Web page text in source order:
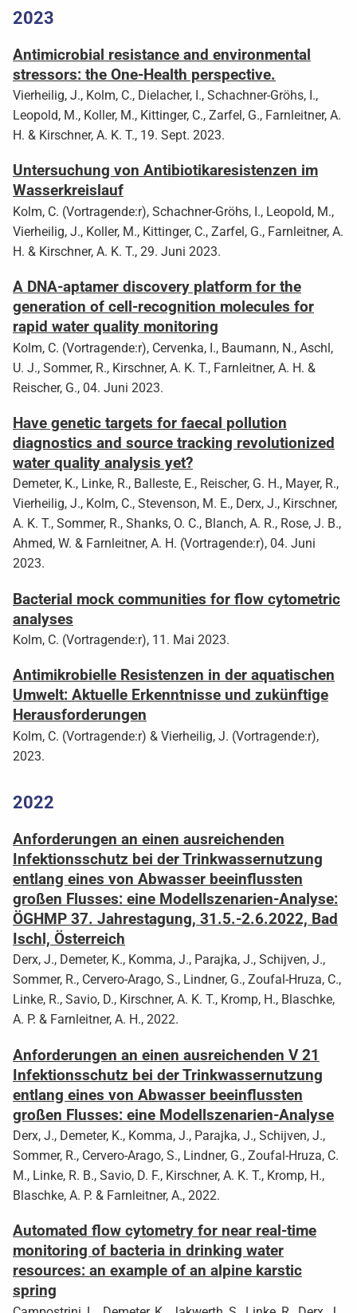
2023
Antimicrobial resistance and environmental
stressors: the One-Health perspective.
Vierheilig, J., Kolm, C., Dielacher, I., Schachner-Gröhs, I.,
Leopold, M., Koller, M., Kittinger, C., Zarfel, G., Farnleitner, A.
H. & Kirschner, A. K. T., 19. Sept. 2023.
Untersuchung von Antibiotikaresistenzen im
Wasserkreislauf
Kolm, C. (Vortragende:r), Schachner-Gröhs, I., Leopold, M.,
Vierheilig, J., Koller, M., Kittinger, C., Zarfel, G., Farnleitner, A.
H. & Kirschner, A. K. T., 29. Juni 2023.
A DNA-aptamer discovery platform for the
generation of cell-recognition molecules for
rapid water quality monitoring
Kolm, C. (Vortragende:r), Cervenka, I., Baumann, N., Aschl,
U. J., Sommer, R., Kirschner, A. K. T., Farnleitner, A. H. &
Reischer, G., 04. Juni 2023.
Have genetic targets for faecal pollution
diagnostics and source tracking revolutionized
water quality analysis yet?
Demeter, K., Linke, R., Balleste, E., Reischer, G. H., Mayer, R.,
Vierheilig, J., Kolm, C., Stevenson, M. E., Derx, J., Kirschner,
A. K. T., Sommer, R., Shanks, O. C., Blanch, A. R., Rose, J. B.,
Ahmed, W. & Farnleitner, A. H. (Vortragende:r), 04. Juni
2023.
Bacterial mock communities for flow cytometric
analyses
Kolm, C. (Vortragende:r), 11. Mai 2023.
Antimikrobielle Resistenzen in der aquatischen
Umwelt: Aktuelle Erkenntnisse und zukünftige
Herausforderungen
Kolm, C. (Vortragende:r) & Vierheilig, J. (Vortragende:r),
2023.
2022
Anforderungen an einen ausreichenden
Infektionsschutz bei der Trinkwassernutzung
entlang eines von Abwasser beeinflussten
großen Flusses: eine Modellszenarien-Analyse:
ÖGHMP 37. Jahrestagung, 31.5.-2.6.2022, Bad
Ischl, Österreich
Derx, J., Demeter, K., Komma, J., Parajka, J., Schijven, J.,
Sommer, R., Cervero-Arago, S., Lindner, G., Zoufal-Hruza, C.,
Linke, R., Savio, D., Kirschner, A. K. T., Kromp, H., Blaschke,
A. P. & Farnleitner, A. H., 2022.
Anforderungen an einen ausreichenden V 21
Infektionsschutz bei der Trinkwassernutzung
entlang eines von Abwasser beeinflussten
großen Flusses: eine Modellszenarien-Analyse
Derx, J., Demeter, K., Komma, J., Parajka, J., Schijven, J.,
Sommer, R., Cervero-Arago, S., Lindner, G., Zoufal-Hruza, C.
M., Linke, R. B., Savio, D. F., Kirschner, A. K. T., Kromp, H.,
Blaschke, A. P. & Farnleitner, A., 2022.
Automated flow cytometry for near real-time
monitoring of bacteria in drinking water
resources: an example of an alpine karstic
spring